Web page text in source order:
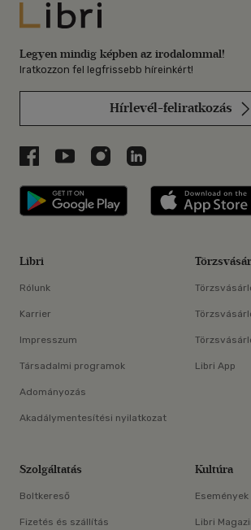
Libri
Legyen mindig képben az irodalommal!
Iratkozzon fel legfrissebb híreinkért!
Hírlevél-feliratkozás
Libri a Facebookon
Libri a Youtube-on
Libri az Instagramon
Libri a LinkedInen
Libri applikáció
Libri
Rólunk
Karrier
Impresszum
Társadalmi programok
Adományozás
Akadálymentesítési nyilatkozat
Libri App
Szolgáltatás
Boltkereső
Fizetés és szállítás
Kultúra
Események
Libri